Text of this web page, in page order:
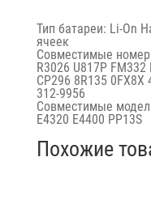
Тип батареи: Li-On
ячеек
Совместимые
R3026 U817P
CP296 8R135
312-9956
Совместимые
E4320 E4400 PP13S
Похожие